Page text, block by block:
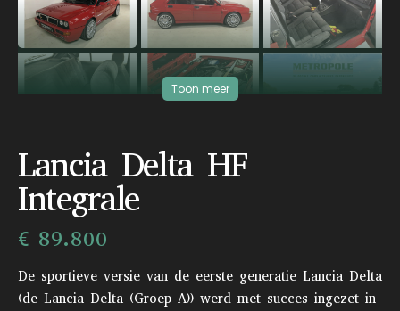
Toon meer
Lancia Delta HF
Integrale
€ 89.800
De sportieve versie van de eerste generatie Lancia Delta
(de Lancia Delta (Groep A)) werd met succes ingezet in